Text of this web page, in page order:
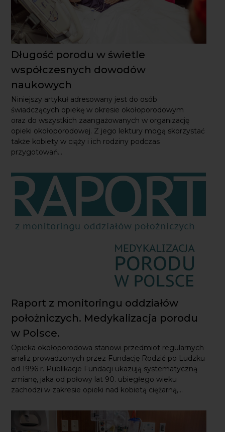
Długość porodu w świetle
współczesnych dowodów naukowych
Niniejszy artykuł adresowany jest do osób świadczących
opiekę w okresie okołoporodowym oraz do wszystkich
zaangażowanych w organizację opieki okołoporodowej.
Z jego lektury mogą skorzystać także kobiety w ciąży
i ich rodziny podczas przygotowań...
Raport z monitoringu oddziałów
położniczych. Medykalizacja porodu
w Polsce.
Opieka okołoporodowa stanowi przedmiot regularnych
od 1996 r. Publikacje Fundacji ukazują systematyczną
zmianę, jaka od połowy lat 90. ubiegłego wieku zachodzi
w zakresie opieki nad kobietą ciężarną,...